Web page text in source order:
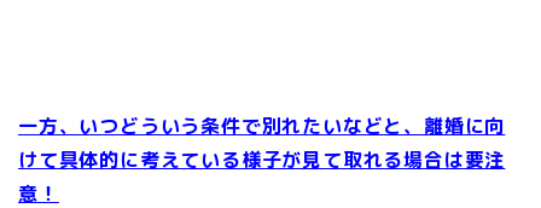
一方、いつどういう条件で別れたいなどと、離婚に向
けて具体的に考えている様子が見て取れる場合は要注
意！